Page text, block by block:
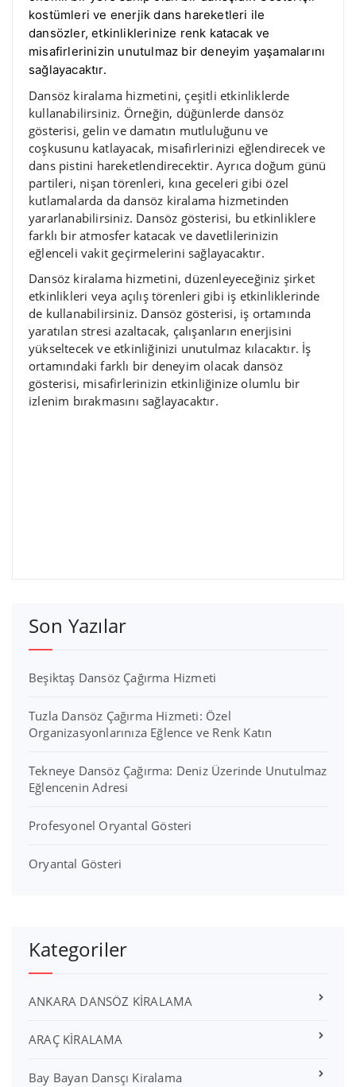
kostümleri ve enerjik dans hareketleri ile
dansözler, etkinliklerinize renk katacak ve
misafirlerinizin unutulmaz bir deneyim yaşamalarını
sağlayacaktır.
Dansöz kiralama hizmetini, çeşitli etkinliklerde
kullanabilirsiniz. Örneğin, düğünlerde dansöz
gösterisi, gelin ve damatın mutluluğunu ve
coşkusunu katlayacak, misafirlerinizi eğlendirecek ve
dans pistini hareketlendirecektir. Ayrıca doğum günü
partileri, nişan törenleri, kına geceleri gibi özel
kutlamalarda da dansöz kiralama hizmetinden
yararlanabilirsiniz. Dansöz gösterisi, bu etkinliklere
farklı bir atmosfer katacak ve davetlilerinizin
eğlenceli vakit geçirmelerini sağlayacaktır.
Dansöz kiralama hizmetini, düzenleyeceğiniz şirket
etkinlikleri veya açılış törenleri gibi iş etkinliklerinde
de kullanabilirsiniz. Dansöz gösterisi, iş ortamında
yaratılan stresi azaltacak, çalışanların enerjisini
yükseltecek ve etkinliğinizi unutulmaz kılacaktır. İş
ortamındaki farklı bir deneyim olacak dansöz
gösterisi, misafirlerinizin etkinliğinize olumlu bir
izlenim bırakmasını sağlayacaktır.
Son Yazılar
Beşiktaş Dansöz Çağırma Hizmeti
Tuzla Dansöz Çağırma Hizmeti: Özel
Organizasyonlarınıza Eğlence ve Renk Katın
Tekneye Dansöz Çağırma: Deniz Üzerinde Unutulmaz
Eğlencenin Adresi
Profesyonel Oryantal Gösteri
Oryantal Gösteri
Kategoriler
ANKARA DANSÖZ KİRALAMA
ARAÇ KİRALAMA
Bay Bayan Dansçı Kiralama